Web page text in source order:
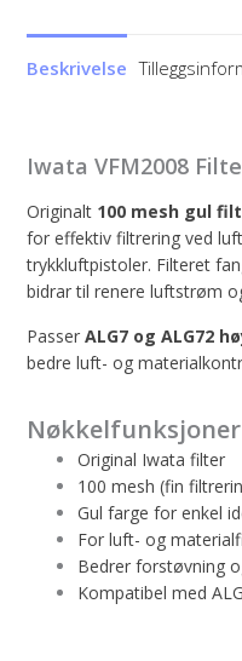
Beskrivelse
Iwata VFM2008
Originalt 100 mesh gul
for effektiv filtrering ved
trykkluftpistoler. Filteret
bidrar til renere luftstrøm
PasserALG7 og ALG72
bedre luft- og
Nøkkelfunksjoner
Original Iwata filter
100 mesh (fin
Gul farge for enkel
For luft- og
Bedrer forstøvning
Kompatibel med